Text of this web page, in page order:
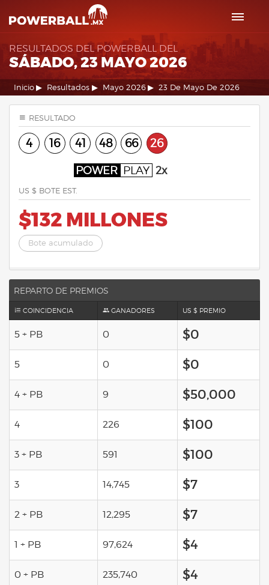
RESULTADOS DEL POWERBALL DEL
SÁBADO, 23 MAYO 2026
Inicio Resultados Mayo 2026 23 De Mayo De 2026
RESULTADO
4 16 41 48 66 26
POWER PLAY 2x
US $ BOTE EST.
$132 MILLONES
Bote acumulado
REPARTO DE PREMIOS
COINCIDENCIA GANADORES US $ PREMIO
5 + PB 0 $0
5 0 $0
4 + PB 9 $50,000
4 226 $100
3 + PB 591 $100
3 14,745 $7
2 + PB 12,295 $7
1 + PB 97,624 $4
0 + PB 235,740 $4